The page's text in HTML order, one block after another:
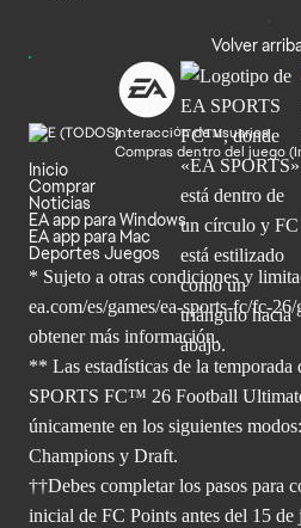
Volver
Interacción de usuarios
Compras dentro del juego
Inicio
Comprar
Noticias
EA app para Windows
EA app para Mac
Deportes Juegos
* Sujeto a otras condiciones y
ea.com/es/games/ea-sports-fc/fc-
obtenermás información.
** Las estadísticas de la
SPORTS FC™ 26 Football
únicamente en los siguientes
Champions y Draft.
††Debes completar los pasos para
inicial de FC Points antes del 15